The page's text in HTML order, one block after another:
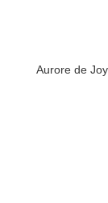
Aurore de